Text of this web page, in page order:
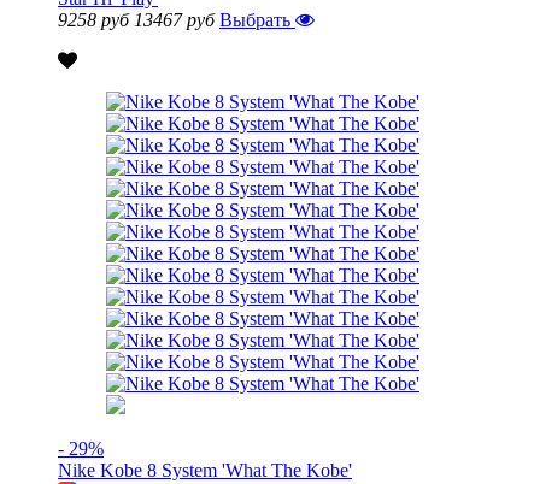
9258 руб 13467 руб Выбрать
- 29%
Nike Kobe 8 System 'What The Kobe'